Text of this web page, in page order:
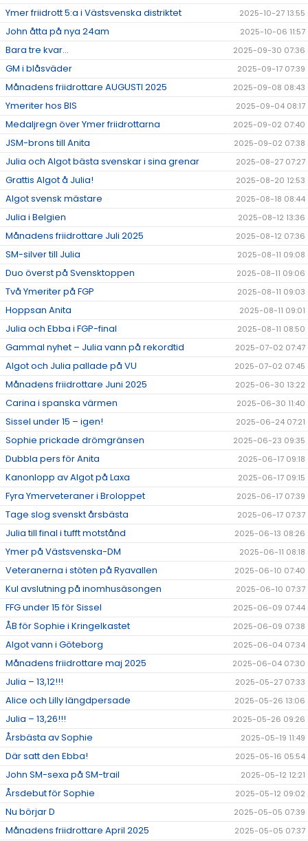
Ymer friidrott 5:a i Västsvenska distriktet
2025-10-27 13:55
John åtta på nya 24am 2025-10-06 11:57
Bara tre kvar... 2025-09-30 07:36
GM i blåsväder 2025-09-17 07:39
Månadens friidrottare AUGUSTI 2025 2025-09-08 08:43
Ymeriter hos BIS 2025-09-04 08:17
Medaljregn över Ymer friidrottarna 2025-09-02 07:40
JSM-brons till Anita 2025-09-02 07:38
Julia och Algot bästa svenskar i sina grenar 2025-08-27 07:27
Grattis Algot å Julia! 2025-08-20 12:53
Algot svensk mästare 2025-08-18 08:44
Julia i Belgien 2025-08-12 13:36
Månadens friidrottare Juli 2025 2025-08-12 07:36
SM-silver till Julia 2025-08-11 09:08
Duo överst på Svensktoppen 2025-08-11 09:06
Två Ymeriter på FGP 2025-08-11 09:03
Hoppsan Anita 2025-08-11 09:01
Julia och Ebba i FGP-final 2025-08-11 08:50
Gammal nyhet – Julia vann på rekordtid 2025-07-02 07:47
Algot och Julia pallade på VU 2025-07-02 07:45
Månadens friidrottare Juni 2025 2025-06-30 13:22
Carina i spanska värmen 2025-06-30 11:40
Sissel under 15 – igen! 2025-06-24 07:21
Sophie prickade drömgränsen 2025-06-23 09:35
Dubbla pers för Anita 2025-06-17 09:18
Kanonlopp av Algot på Laxa 2025-06-17 09:15
Fyra Ymerveteraner i Broloppet 2025-06-17 07:39
Tage slog svenskt årsbästa 2025-06-17 07:37
Julia till final i tufft motstånd 2025-06-13 08:26
Ymer på Västsvenska-DM 2025-06-11 08:18
Veteranerna i stöten på Ryavallen 2025-06-10 07:40
Kul avslutning på inomhusäsongen 2025-06-10 07:37
FFG under 15 för Sissel 2025-06-09 07:44
ÅB för Sophie i Kringelkastet 2025-06-09 07:38
Algot vann i Göteborg 2025-06-04 07:34
Månadens friidrottare maj 2025 2025-06-04 07:30
Julia – 13,12!!! 2025-05-27 07:33
Alice och Lilly längdpersade 2025-05-26 13:06
Julia – 13,26!!! 2025-05-26 09:26
Årsbästa av Sophie 2025-05-19 11:49
Där satt den Ebba! 2025-05-16 05:54
John SM-sexa på SM-trail 2025-05-12 12:21
Årsdebut för Sophie 2025-05-12 09:02
Nu börjar D 2025-05-05 07:39
Månadens friidrottare April 2025 2025-05-05 07:37